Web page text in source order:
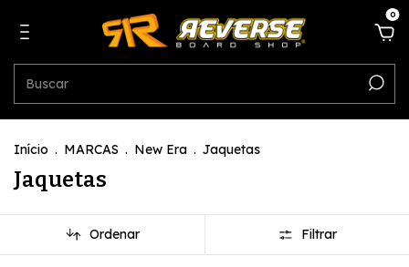
0
Início . MARCAS . New Era . Jaquetas
Jaquetas
Ordenar Filtrar